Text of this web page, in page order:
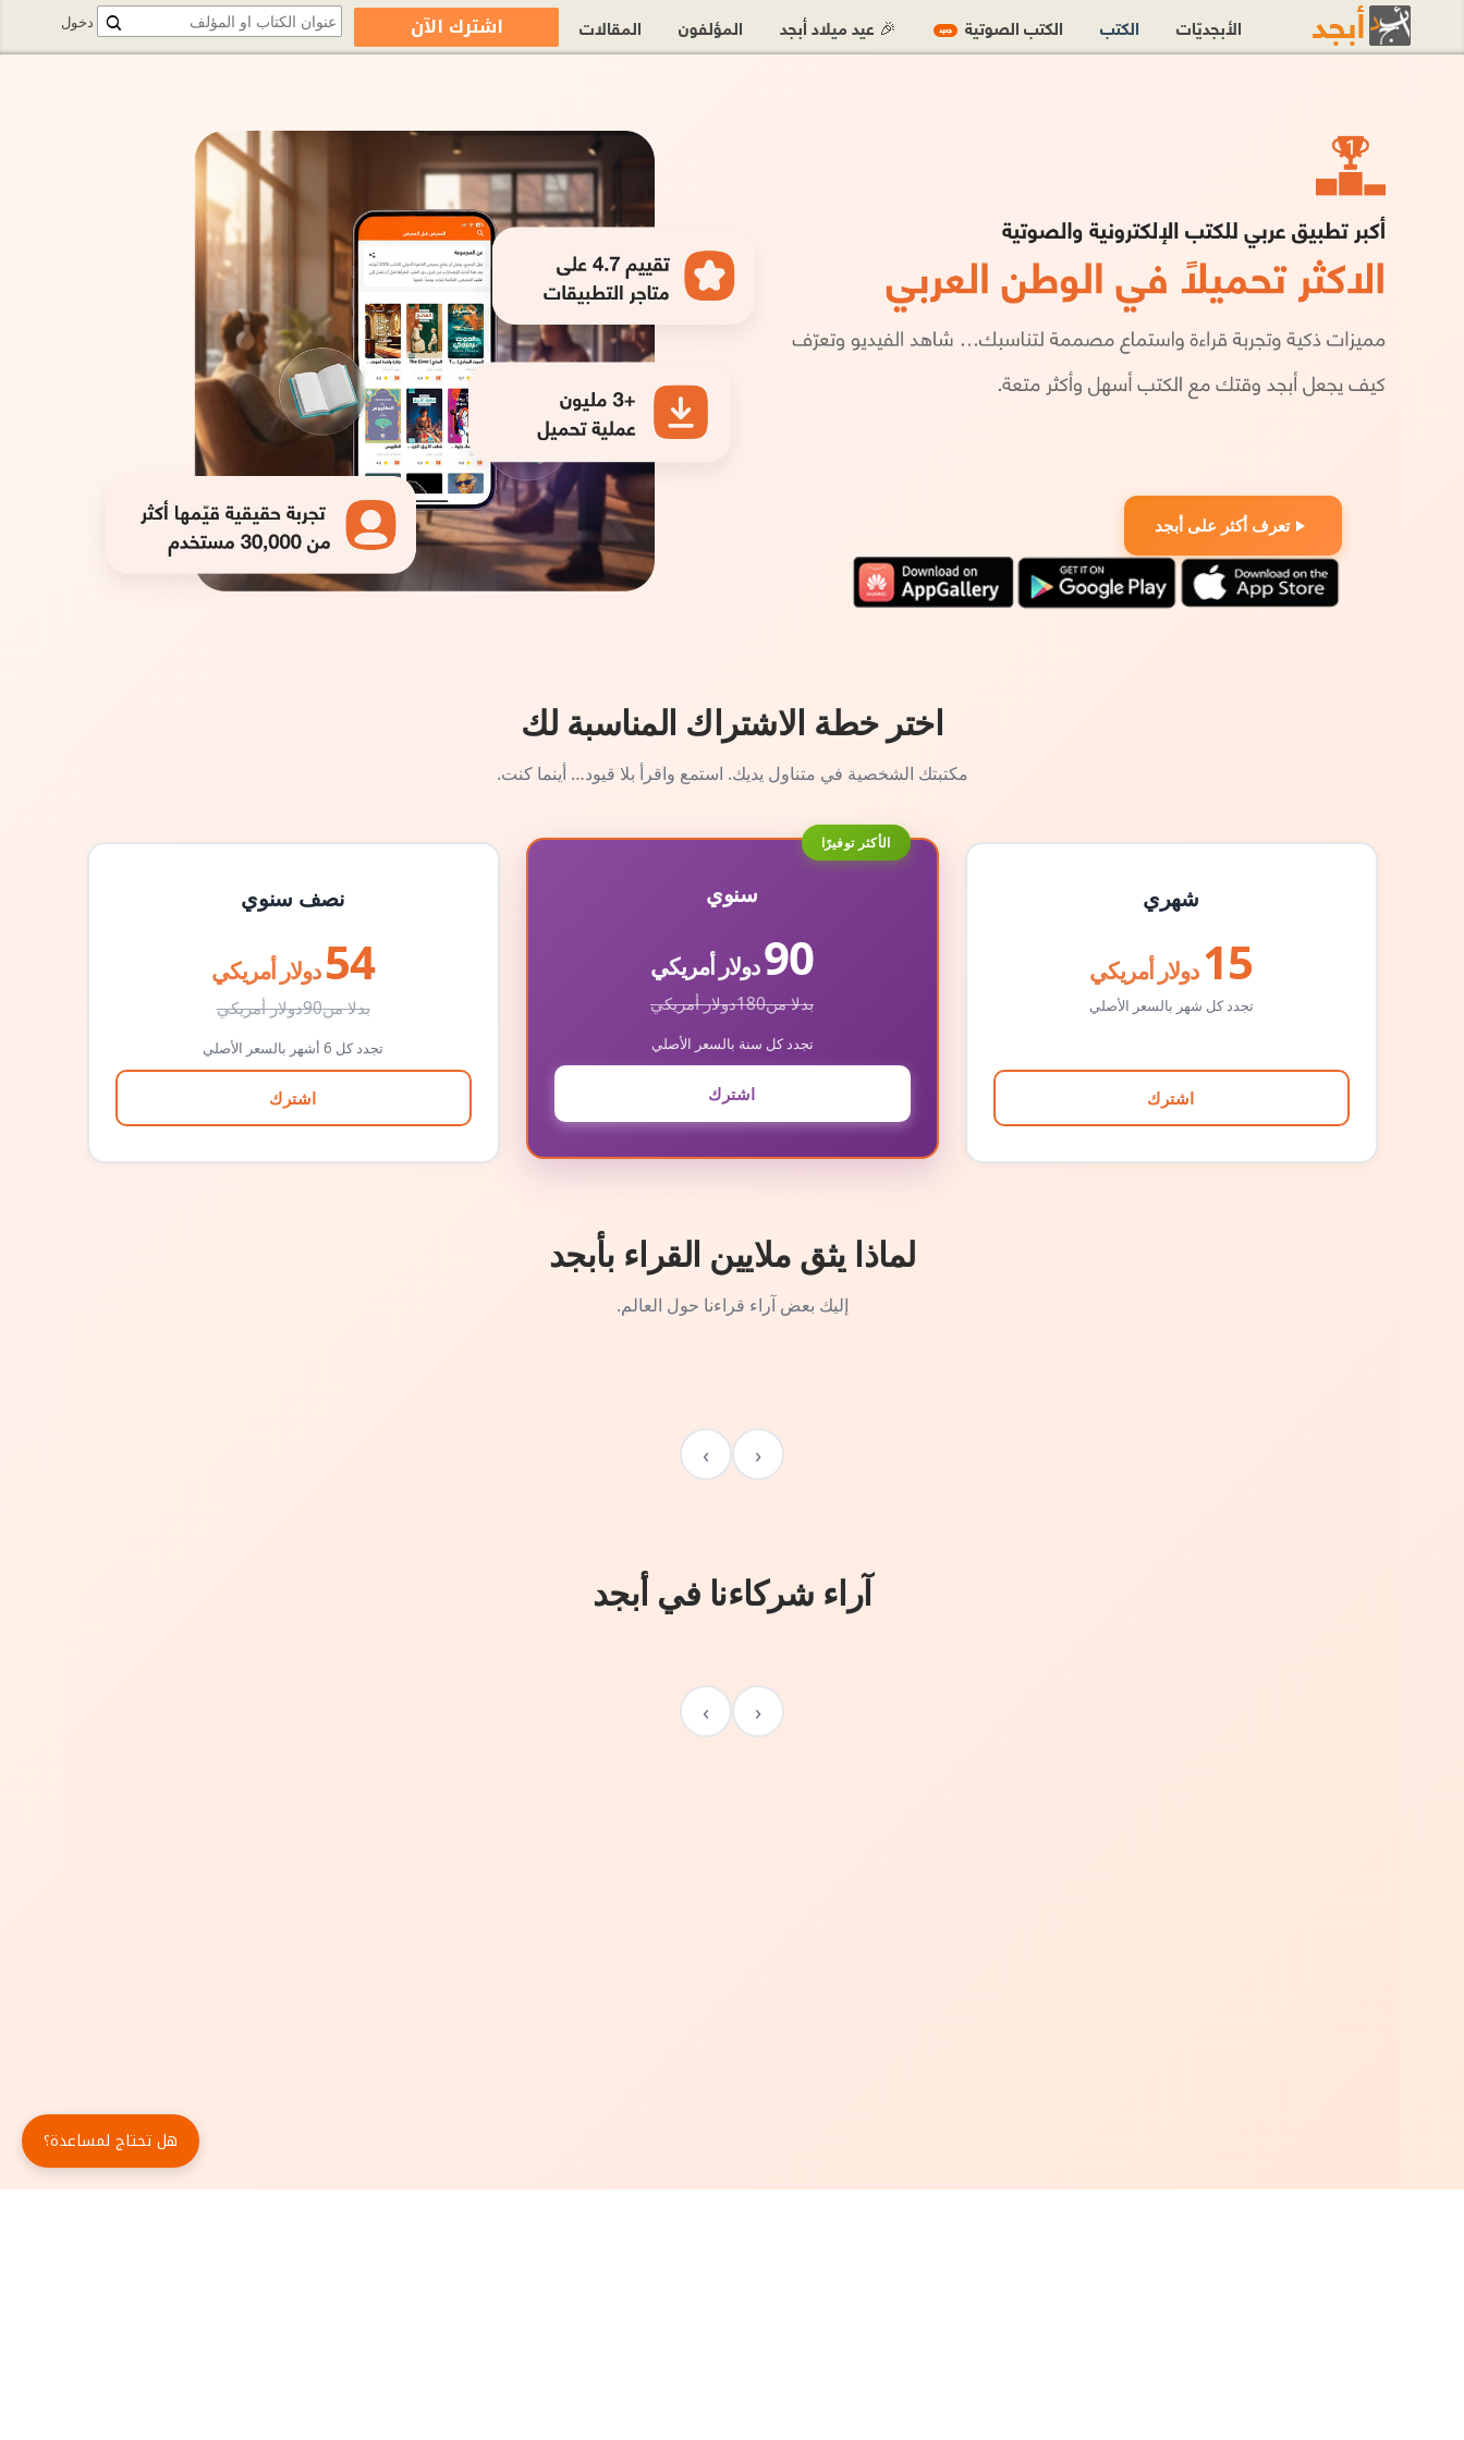
تعرف أكثر على أبجد
اختر خطة الاشتراك المناسبة لك
مكتبتك الشخصية في متناول يديك. استمع واقرأ بلا قيود… أينما كنت.
شهري
15 دولار أمريكي
تجدد كل شهر بالسعر الأصلي
اشترك
الأكثر توفيرًا
سنوي
90دولار أمريكي
بدلا من180دولار أمريكي
تجدد كل سنة بالسعر الأصلي
اشترك
نصف سنوي
54 دولار أمريكي
بدلا من90دولار أمريكي
تجدد كل 6 أشهر بالسعر الأصلي
اشترك
لماذا يثق ملايين القراء بأبجد
إليك بعض آراء قراءنا حول العالم.
‹
›
آراء شركاءنا في أبجد
‹
›
دخول الأبجديّات الكتب الكتب الصوتية جديد 🎉 عيد ميلاد أبجد المؤلفون المقالات اشترك الآن
هل تحتاج لمساعدة؟